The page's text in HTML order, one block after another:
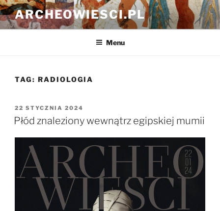
Przejdź
do
treści
ARCHEOWIESCI.PL
Menu
TAG: RADIOLOGIA
OPUBLIKOWANE
W
22 STYCZNIA 2024
Płód znaleziony wewnątrz egipskiej mumii